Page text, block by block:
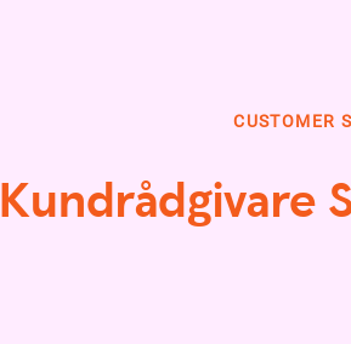
CUSTOMER
Kundrådgivare